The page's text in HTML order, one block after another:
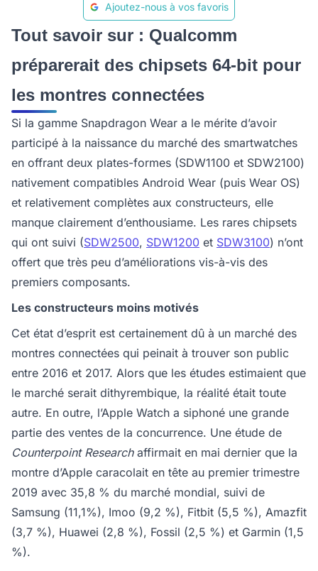
Ajoutez-nous à vos favoris
Tout savoir sur : Qualcomm
préparerait des chipsets 64-bit pour
les montres connectées
Si la gamme Snapdragon Wear a le mérite d’avoir
participé à la naissance du marché des smartwatches
en offrant deux plates-formes (SDW1100 et SDW2100)
nativement compatibles Android Wear (puis Wear OS)
et relativement complètes aux constructeurs, elle
manque clairement d’enthousiame. Les rares chipsets
qui ont suivi (SDW2500, SDW1200 et SDW3100) n’ont
offert que très peu d’améliorations vis-à-vis des
premiers composants.
Les constructeurs moins motivés
Cet état d’esprit est certainement dû à un marché des
montres connectées qui peinait à trouver son public
entre 2016 et 2017. Alors que les études estimaient que
le marché serait dithyrembique, la réalité était toute
autre. En outre, l’Apple Watch a siphoné une grande
partie des ventes de la concurrence. Une étude de
Counterpoint Researchaffirmait en mai dernier que la
montre d’Apple caracolait en tête au premier trimestre
2019 avec 35,8 % du marché mondial, suivi de
Samsung (11,1%), Imoo (9,2 %), Fitbit (5,5 %), Amazfit
(3,7 %), Huawei (2,8 %), Fossil (2,5 %) et Garmin (1,5
%).